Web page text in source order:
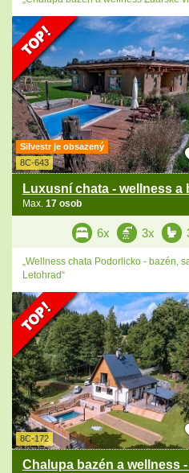
Silvestr je obsazený
8C-643
Luxusní chata - wellness a
Max. 17 osob
6x 3x
„Wellness chata Podorlicko - bazén,
Letohrad“
8C-172
Chalupa bazén a wellness